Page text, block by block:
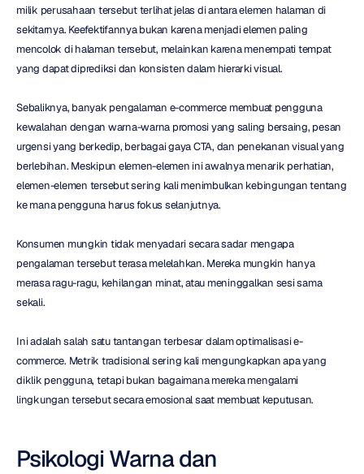
milik perusahaan tersebut terlihat jelas di antara elemen halaman di
sekitarnya. Keefektifannya bukan karena menjadi elemen paling
mencolok di halaman tersebut, melainkan karena menempati tempat
yang dapat diprediksi dan konsisten dalam hierarki visual.
Sebaliknya, banyak pengalaman e-commerce membuat pengguna
kewalahan dengan warna-warna promosi yang saling bersaing, pesan
urgensi yang berkedip, berbagai gaya CTA, dan penekanan visual yang
berlebihan. Meskipun elemen-elemen ini awalnya menarik perhatian,
elemen-elemen tersebut sering kali menimbulkan kebingungan tentang
ke mana pengguna harus fokus selanjutnya.
Konsumen mungkin tidak menyadari secara sadar mengapa
pengalaman tersebut terasa melelahkan. Mereka mungkin hanya
merasa ragu-ragu, kehilangan minat, atau meninggalkan sesi sama
sekali.
Ini adalah salah satu tantangan terbesar dalam optimalisasi e-
commerce. Metrik tradisional sering kali mengungkapkan apa yang
diklik pengguna, tetapi bukan bagaimana mereka mengalami
lingkungan tersebut secara emosional saat membuat keputusan.
Psikologi Warna dan